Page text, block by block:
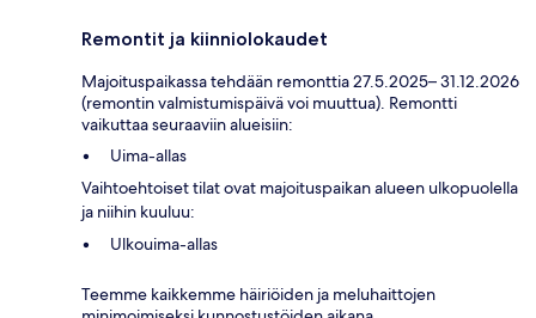
Remontit ja kiinniolokaudet
Majoituspaikassa tehdään remonttia 27.5.2025– 31.12.2026
(remontin valmistumispäivä voi muuttua). Remontti
vaikuttaa seuraaviin alueisiin:
Uima-allas
Vaihtoehtoiset tilat ovat majoituspaikan alueen ulkopuolella
ja niihin kuuluu:
Ulkouima-allas
Teemme kaikkemme häiriöiden ja meluhaittojen